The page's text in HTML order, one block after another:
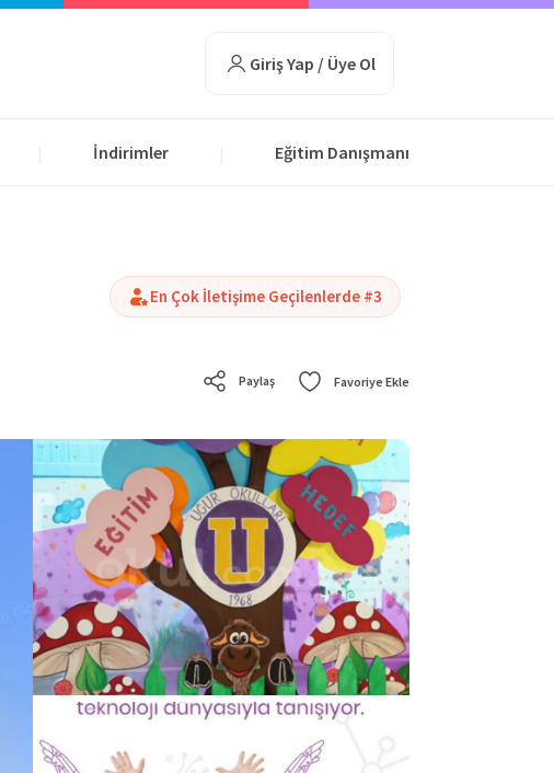
Giriş Yap / Üye Ol
İndirimler Eğitim Danışmanı
En Çok İletişime Geçilenlerde #3
Favoriye Ekle
Paylaş